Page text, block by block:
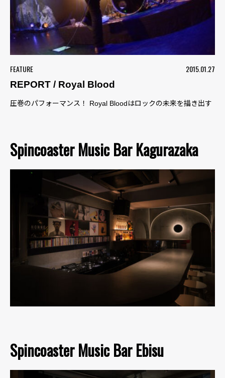
FEATURE
2015.01.27
REPORT / Royal Blood
圧巻のパフォーマンス！ Royal Bloodはロックの未来を描き出す
Spincoaster Music Bar Kagurazaka
Spincoaster Music Bar Ebisu